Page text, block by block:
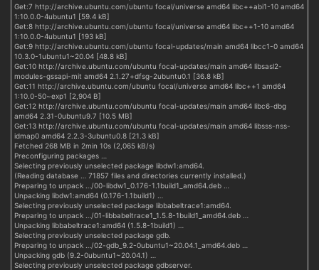
Get:7 http://archive.ubuntu.com/ubuntu focal/universe amd64 libc++abi1-10 amd64
1:10.0.0-4ubuntu1 [59.4 kB]
Get:8 http://archive.ubuntu.com/ubuntu focal/universe amd64 libc++1-10 amd64
1:10.0.0-4ubuntu1 [193 kB]
Get:9 http://archive.ubuntu.com/ubuntu focal-updates/main amd64 libcc1-0 amd64
10.3.0-1ubuntu1~20.04 [48.8 kB]
Get:10 http://archive.ubuntu.com/ubuntu focal-updates/main amd64 libsasl2-
modules-gssapi-mit amd64 2.1.27+dfsg-2ubuntu0.1 [36.8 kB]
Get:11 http://archive.ubuntu.com/ubuntu focal/universe amd64 libc++1 amd64
1:10.0-50~exp1 [2,904 B]
Get:12 http://archive.ubuntu.com/ubuntu focal-updates/main amd64 libc6-dbg
amd64 2.31-0ubuntu9.7 [10.5 MB]
Get:13 http://archive.ubuntu.com/ubuntu focal-updates/main amd64 libsss-nss-
idmap0 amd64 2.2.3-3ubuntu0.8 [21.3 kB]
Fetched 268 MB in 2min 10s (2,065 kB/s)
Preconfiguring packages …
Selecting previously unselected package libdw1:amd64.
(Reading database … 71857 files and directories currently installed.)
Preparing to unpack …/00-libdw1_0.176-1.1build1_amd64.deb …
Unpacking libdw1:amd64 (0.176-1.1build1) …
Selecting previously unselected package libbabeltrace1:amd64.
Preparing to unpack …/01-libbabeltrace1_1.5.8-1build1_amd64.deb …
Unpacking libbabeltrace1:amd64 (1.5.8-1build1) …
Selecting previously unselected package gdb.
Preparing to unpack …/02-gdb_9.2-0ubuntu1~20.04.1_amd64.deb …
Unpacking gdb (9.2-0ubuntu1~20.04.1) …
Selecting previously unselected package gdbserver.